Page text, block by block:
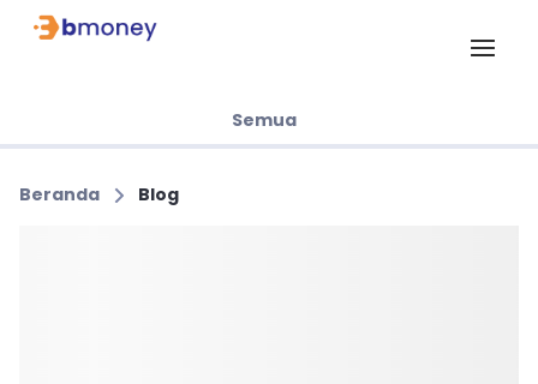
Semua
Beranda Blog